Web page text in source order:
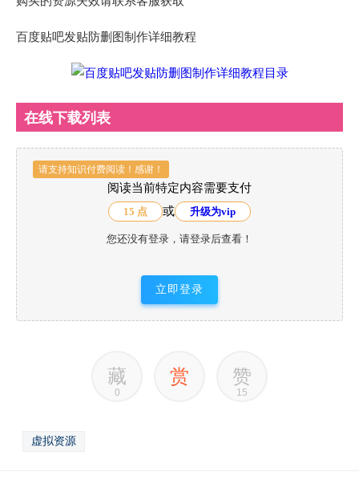
百度贴吧发贴防删图制作详细教程
在线下载列表
请支持知识付费阅读！感谢！
阅读当前特定内容需要支付
15 点 或 升级为vip
您还没有登录，请登录后查看！
立即登录
藏
0
赏 赞
15
虚拟资源